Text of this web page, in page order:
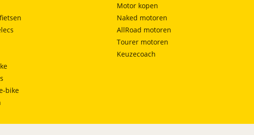
bike
Motor kopen
Naked motoren
AllRoad motoren
Tourer motoren
Keuzecoach